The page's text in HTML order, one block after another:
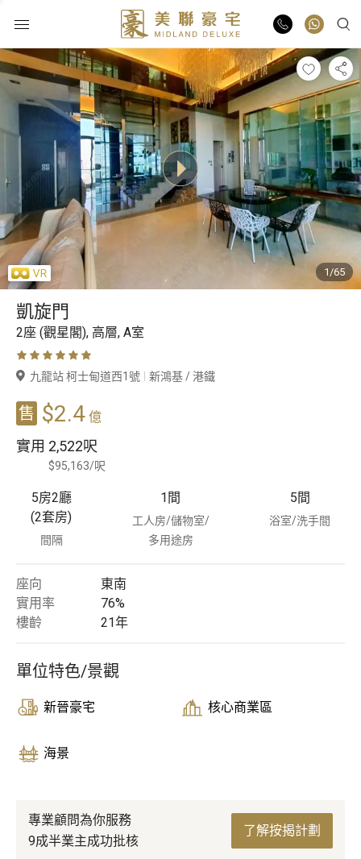
物業出售
物業出租
業主放盤
豪宅報告
豪宅資訊
更多樓盤
豪宅專家
豪宅分行
1/65
凱旋門
2座 (觀星閣), 高層, A室
九龍站 柯士甸道西1號 新鴻基 / 港鐵
售 $2.4 億
實用 2,522呎
$95,163/呎
5房2廳
(2套房)
間隔
1 間
工人房/儲物室/
多用途房
5間
浴室/洗手間
座向
東南
實用率
76%
樓齡
21年
單位特色/景觀
新晉豪宅 核心商業區
海景
專業顧問為你服務
9成半業主成功批核
了解按揭計劃